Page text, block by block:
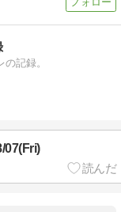
記録。
07(Fri)